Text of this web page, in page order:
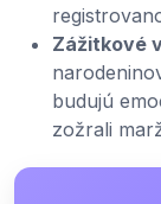
Zážitkové
budujú
zožrali